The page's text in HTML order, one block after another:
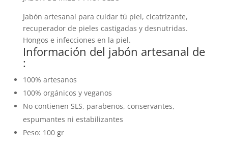
Jabón artesanal para cuidar tú piel, cicatrizante,
recuperador de pieles castigadas y desnutridas.
Hongos e infecciones en la piel.
Información del jabón artesanal de
:
100% artesanos
100% orgánicos y veganos
No contienen SLS, parabenos, conservantes,
espumantes ni estabilizantes
Peso: 100 gr